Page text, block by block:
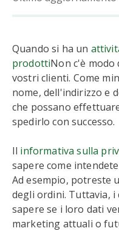
Quando si ha un
prodottiNon c'è modo
vostri clienti. Come
nome, dell'indirizzo e
che possano
spedirlo con successo.
Il informativa sulla
sapere come
Ad esempio, potreste
degli ordini. Tuttavia,
sapere se i loro dati
marketing attuali o